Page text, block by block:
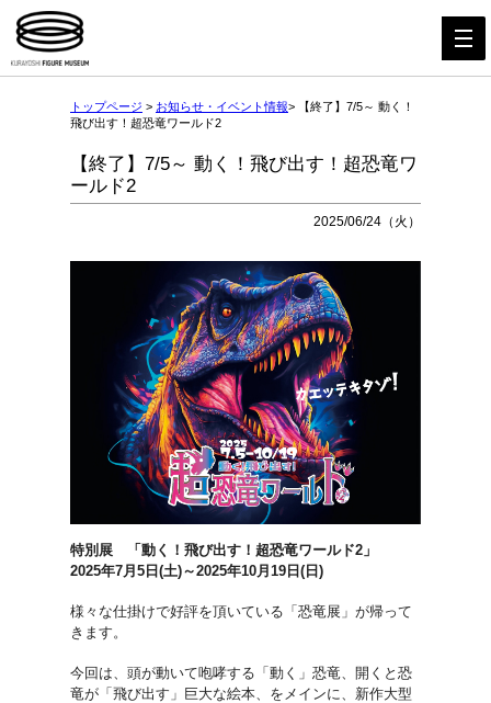
トップページ > お知らせ・イベント情報> 【終了】7/5～ 動く！
飛び出す！超恐竜ワールド2
【終了】7/5～ 動く！飛び出す！超恐竜ワ
ールド2
2025/06/24（火）
特別展 「動く！飛び出す！超恐竜ワールド2」
2025年7月5日(土)～2025年10月19日(日)
様々な仕掛けで好評を頂いている「恐竜展」が帰って
きます。
今回は、頭が動いて咆哮する「動く」恐竜、開くと恐
竜が「飛び出す」巨大な絵本、をメインに、新作大型